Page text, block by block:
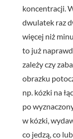
koncentracji.
dwulatek raz
więcej niż
to już
zależy czy
obrazku
np. kózki na
po
w kózki,
co jedzą, co